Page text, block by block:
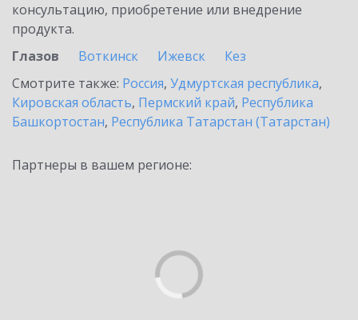
консультацию, приобретение или внедрение
продукта.
Глазов
Воткинск Ижевск
Кез
Смотрите также: Россия, Удмуртская республика,
Кировская область, Пермский край, Республика
Башкортостан, Республика Татарстан (Татарстан)
Партнеры в вашем регионе: